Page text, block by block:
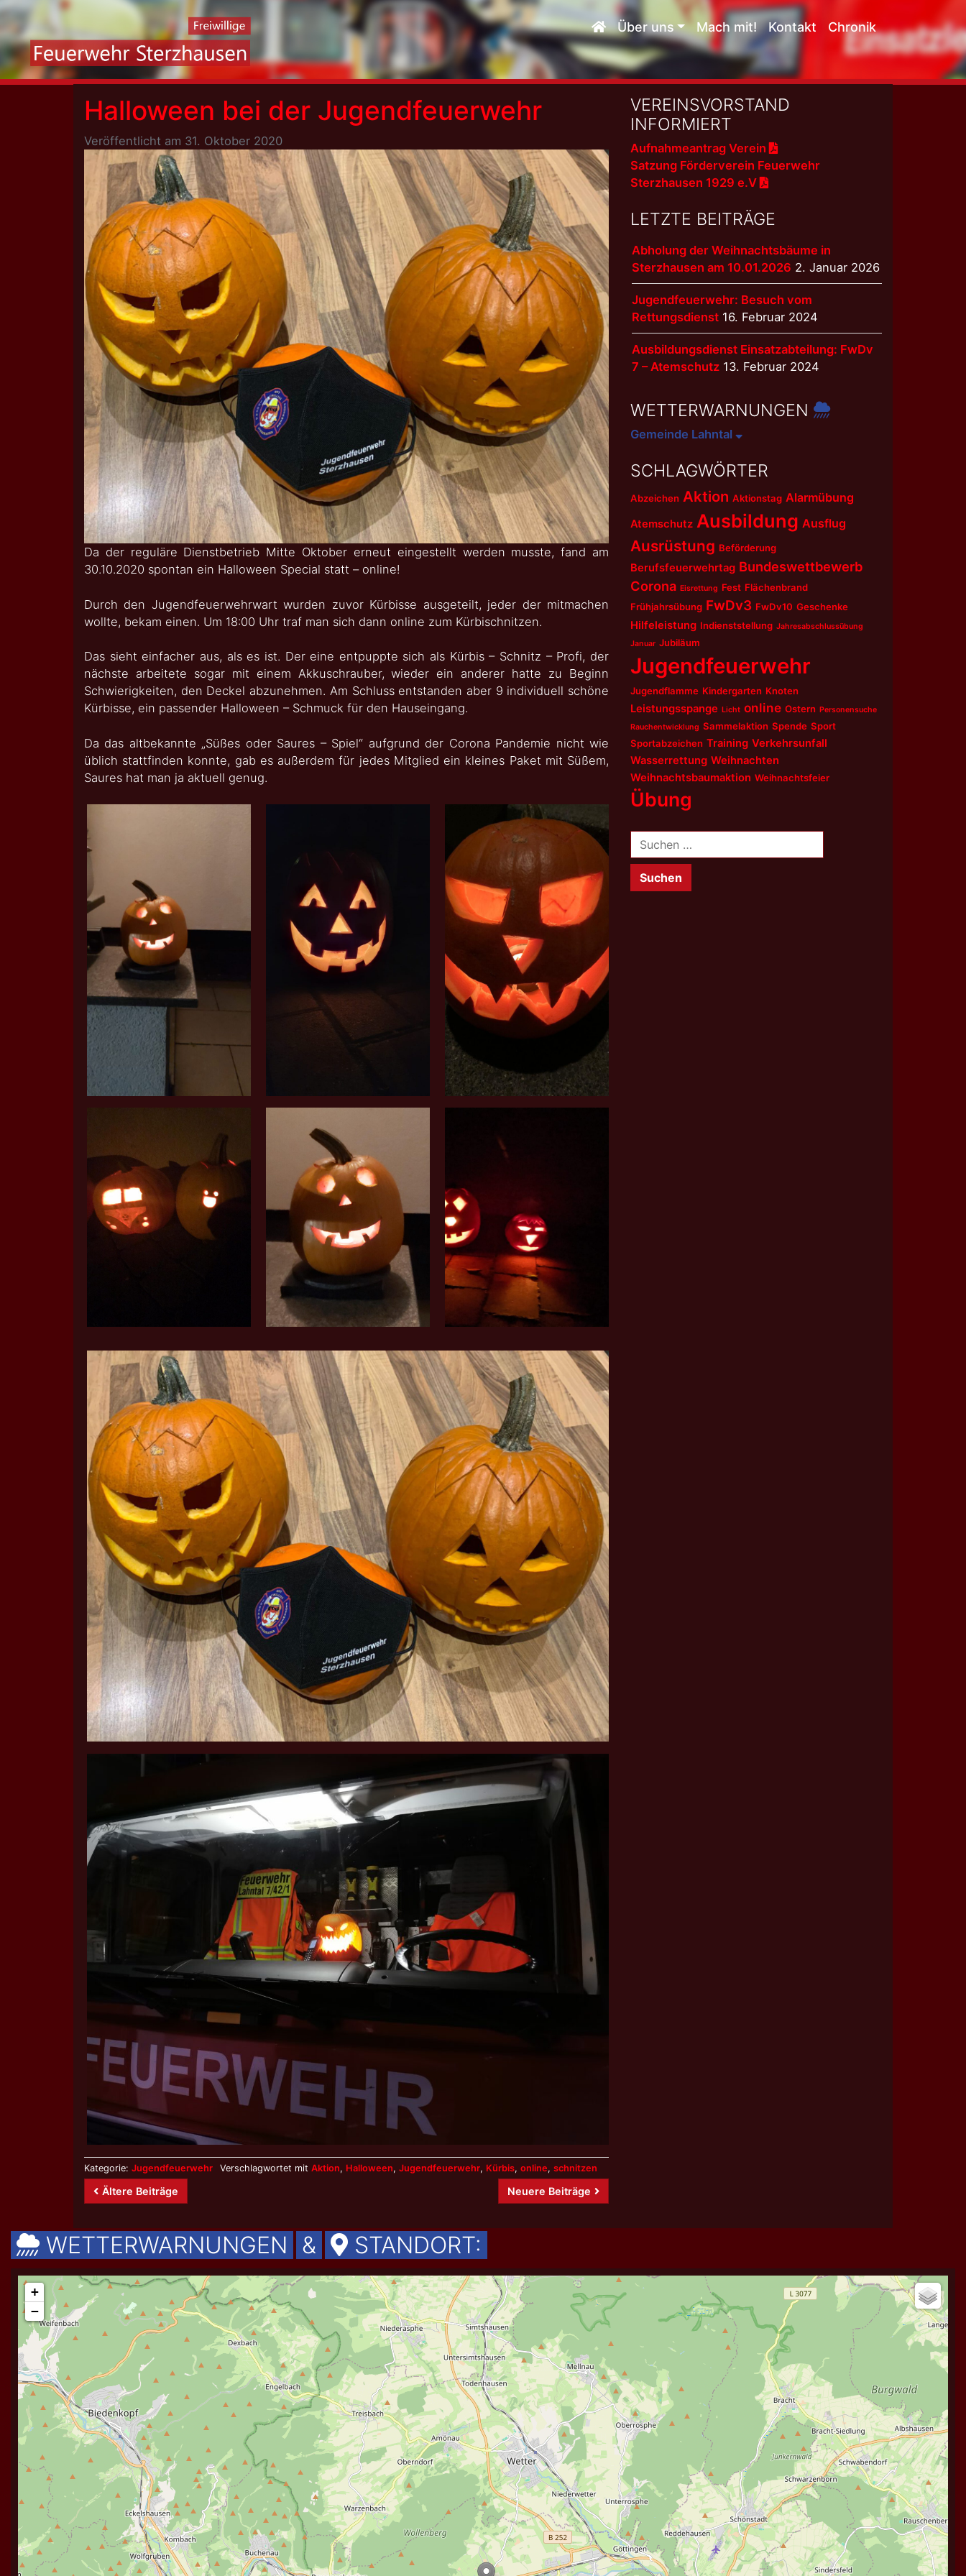
Skip
content
Über uns Mach mit! Kontakt Chronik
Halloween bei der Jugendfeuerwehr
Veröffentlicht am 31. Oktober 2020
Da der reguläre Dienstbetrieb Mitte Oktober erneut eingestellt werden musste, fand am
30.10.2020 spontan ein Halloween Special statt – online!
Durch den Jugendfeuerwehrwart wurden zuvor Kürbisse ausgeteilt, jeder der mitmachen
wollte, bekam einen. Um 18:00 Uhr traf man sich dann online zum Kürbischnitzen.
Das sieht einfacher aus, als es ist. Der eine entpuppte sich als Kürbis – Schnitz – Profi, der
nächste arbeitete sogar mit einem Akkuschrauber, wieder ein anderer hatte zu Beginn
Schwierigkeiten, den Deckel abzunehmen. Am Schluss entstanden aber 9 individuell schöne
Kürbisse, ein passender Halloween – Schmuck für den Hauseingang.
Da das altbekannte „Süßes oder Saures – Spiel“ aufgrund der Corona Pandemie nicht wie
üblich stattfinden konnte, gab es außerdem für jedes Mitglied ein kleines Paket mit Süßem,
Saures hat man ja aktuell genug.
Kategorie: Jugendfeuerwehr Verschlagwortet mit Aktion, Halloween, Jugendfeuerwehr, Kürbis, online, schnitzen
Beitrags-
Ältere Beiträge Neuere Beiträge
VEREINSVORSTAND
INFORMIERT
Aufnahmeantrag Verein
Satzung Förderverein Feuerwehr
Sterzhausen 1929 e.V
LETZTE BEITRÄGE
Abholung der Weihnachtsbäume in
Sterzhausen am 10.01.2026 2. Januar 2026
Jugendfeuerwehr: Besuch vom
Rettungsdienst 16. Februar 2024
Ausbildungsdienst Einsatzabteilung: FwDv
7 – Atemschutz 13. Februar 2024
WETTERWARNUNGEN
Gemeinde Lahntal
SCHLAGWÖRTER
Abzeichen Aktion Aktionstag Alarmübung
Atemschutz Ausbildung Ausflug
Ausrüstung Beförderung
Berufsfeuerwehrtag Bundeswettbewerb
Corona Eisrettung Fest Flächenbrand
Frühjahrsübung FwDv3 FwDv10 Geschenke
Hilfeleistung Indienststellung Jahresabschlussübung
Januar Jubiläum
Jugendfeuerwehr
Jugendflamme Kindergarten Knoten
Leistungsspange Licht online Ostern Personensuche
Rauchentwicklung Sammelaktion Spende Sport
Sportabzeichen Training Verkehrsunfall
Wasserrettung Weihnachten
Weihnachtsbaumaktion Weihnachtsfeier
Übung
Suchen
nach:
WETTERWARNUNGEN & STANDORT: